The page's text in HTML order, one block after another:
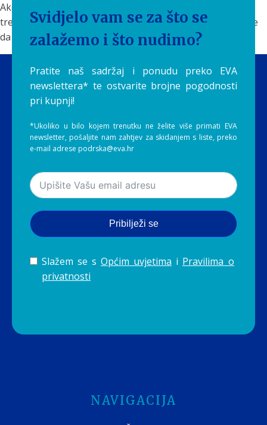
Ako želite da tuširanje bude više od rutine i postane
trenutak opuštanja te njege kože i kose, možda je vrijeme
da obratite pažnju na ono što dolazi iz vaše tuš glave.
Svidjelo vam se za što se
zalažemo i što nudimo?
Pratite naš sadržaj i ponudu preko EVA
newslettera* te ostvarite brojne pogodnosti
pri kupnji!
*Ukoliko u bilo kojem trenutku ne želite više primati EVA
newsletter, pošaljite nam zahtjev za skidanjem s liste, preko
e-mail adrese podrska@eva.hr
Pribilježi se
Slažem se s Općim uvjetima i Pravilima o
privatnosti
NAVIGACIJA